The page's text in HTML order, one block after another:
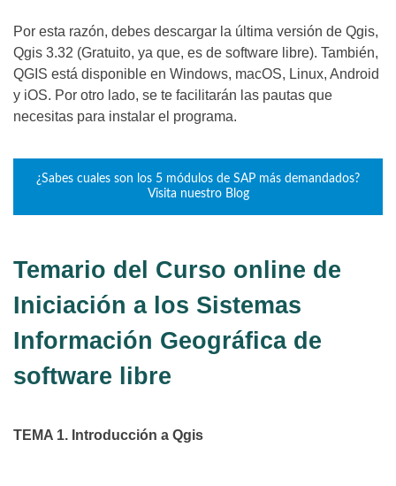
Por esta razón, debes descargar la última versión de Qgis,
Qgis 3.32 (Gratuito, ya que, es de software libre). También,
QGIS está disponible en Windows, macOS, Linux, Android
y iOS. Por otro lado, se te facilitarán las pautas que
necesitas para instalar el programa.
¿Sabes cuales son los 5 módulos de SAP más demandados?
Visita nuestro Blog
Temario del Curso online de
Iniciación a los Sistemas
Información Geográfica de
software libre
TEMA 1. Introducción a Qgis